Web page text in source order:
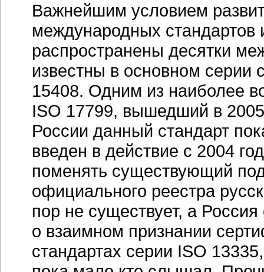
Важнейшим условием
международных
распространены десятки
известны в основном серии
15408. Одним из наиболее
ISO 17799, вышедший в
России данный стандарт
введен в действие с 2004
поменять существующий
официального реестра
пор не существует, а
о взаимном признании
стандартах серии ISO